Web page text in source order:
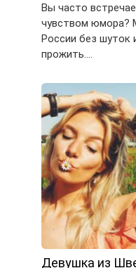
Вы часто
чувством юмора?
России без шуток
прожить….
Девушка из